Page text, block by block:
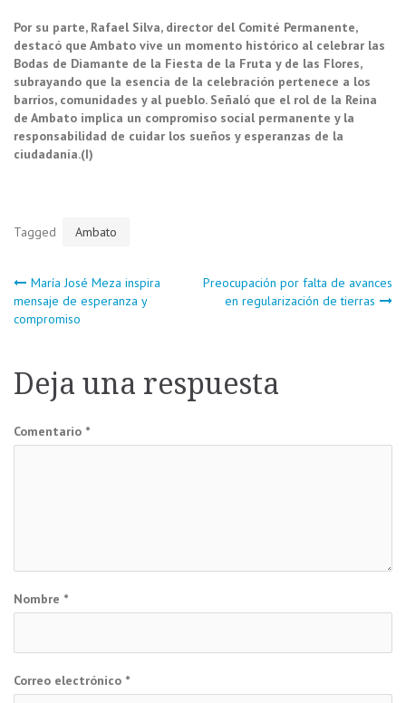
Por su parte, Rafael Silva, director del Comité Permanente,
destacó que Ambato vive un momento histórico al celebrar las
Bodas de Diamante de la Fiesta de la Fruta y de las Flores,
subrayando que la esencia de la celebración pertenece a los
barrios, comunidades y al pueblo. Señaló que el rol de la Reina
de Ambato implica un compromiso social permanente y la
responsabilidad de cuidar los sueños y esperanzas de la
ciudadanía.(I)
Tagged Ambato
Navegación
de
entradas
María José Meza inspira
mensaje de esperanza y
compromiso
Preocupación por falta de avances
en regularización de tierras
Deja una respuesta
Comentario *
Nombre *
Correo electrónico *